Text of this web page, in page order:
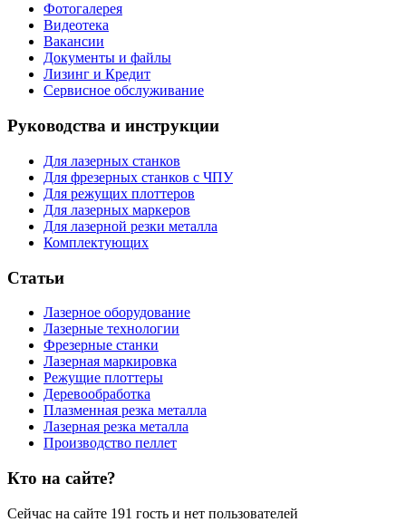
Фотогалерея
Видеотека
Вакансии
Документы и файлы
Лизинг и Кредит
Сервисное обслуживание
Руководства и инструкции
Для лазерных станков
Для фрезерных станков с ЧПУ
Для режущих плоттеров
Для лазерных маркеров
Для лазерной резки металла
Комплектующих
Статьи
Лазерное оборудование
Лазерные технологии
Фрезерные станки
Лазерная маркировка
Режущие плоттеры
Деревообработка
Плазменная резка металла
Лазерная резка металла
Производство пеллет
Кто на сайте?
Сейчас на сайте 191 гость и нет пользователей